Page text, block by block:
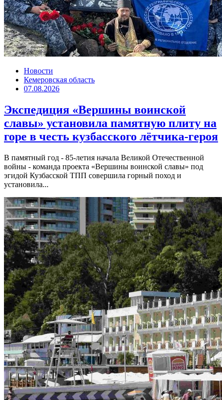
Новости
Кемеровская область
07.08.2026
Экспедиция «Вершины воинской
славы» установила памятную плиту на
горе в честь кузбасского лётчика-героя
В памятный год - 85-летия начала Великой Отечественной
войны - команда проекта «Вершины воинской славы» под
эгидой Кузбасской ТПП совершила горный поход и
установила...